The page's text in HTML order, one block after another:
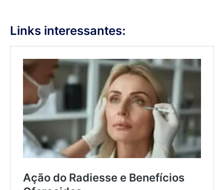
Links interessantes: